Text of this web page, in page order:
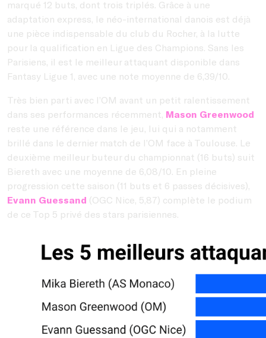
marqué 12 buts, dont trois triplés. Grâce à une
adaptation express, le néo-international danois est déjà
une pièce indispensable du club du Rocher, à la lutte
pour la qualification en Ligue des Champions. Sans les
Parisiens, il est le meilleur attaquant disponible dans
Fantasy Ligue 1, avec une note moyenne de 6,39/10.
Très bien parti avec l’OM avant un petit ralentissement
dans ses performances récemment, Mason Greenwood
reste une référence dans le jeu, lui qui a notamment
brillé dans le dernier match de l’OM face à Toulouse. Le
deuxième meilleur buteur du championnat (16 buts) suit
Biereth avec une moyenne de 6,08/10. En pleine
progression cette saison (11 buts et 6 passes décisives),
Evann Guessand (OGC Nice, 5,87) complète le podium
de ce Top 5 privé des stars parisiennes.